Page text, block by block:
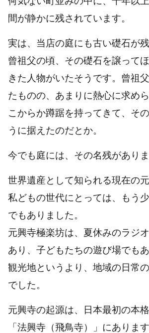
間が静かに残されています。
実は、当店の庭にも古い礎石が残
曾祖父の頃、その礎石を譲って
きた人物がいたそうです。曾祖
たものの、あまりに熱心に求め
こからか蹲踞を持ってきて、そ
うに据えたのだとか。
今でも庭には、その名残がありま
世界遺産として知られる現在の元
私どもの世代にとっては、もう
でもありました。
元興寺極楽坊は、夏休みのラジ
あり、子どもたちの遊び場でもあ
観光地というより、地域の日常
でした。
元興寺の起源は、日本最初の本
「法興寺（飛鳥寺）」にあります